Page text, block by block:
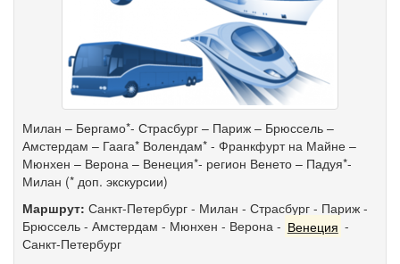
Милан – Бергамо*- Страсбург – Париж – Брюссель –
Амстердам – Гаага* Волендам* - Франкфурт на Майне –
Мюнхен – Верона – Венеция*- регион Венето – Падуя*-
Милан (* доп. экскурсии)
Маршрут: Санкт-Петербург - Милан - Страсбург - Париж -
Брюссель - Амстердам - Мюнхен - Верона - Венеция -
Санкт-Петербург